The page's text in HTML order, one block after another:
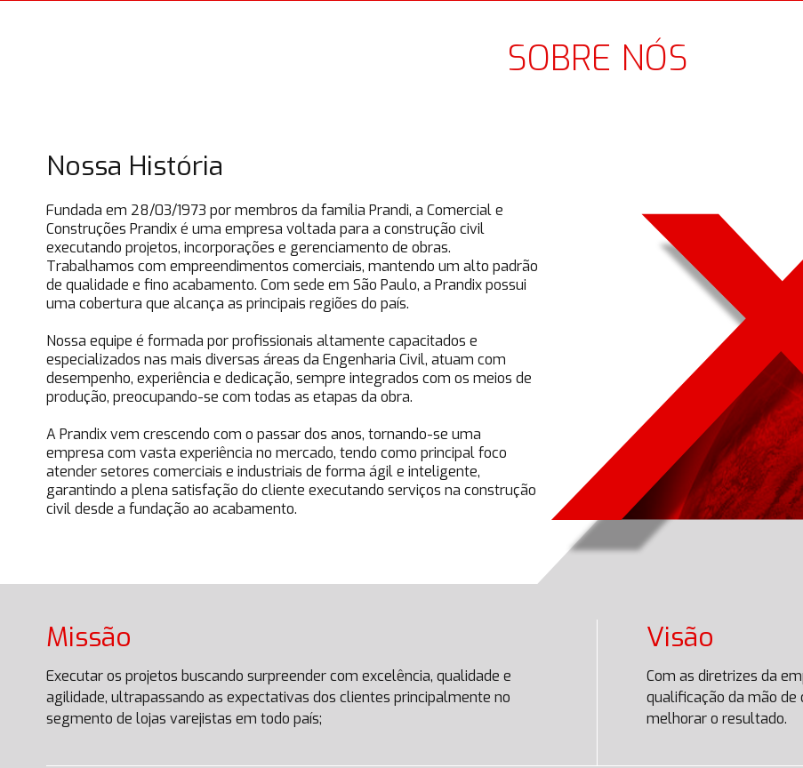
SOBRE NÓS
Nossa História
Fundada em 28/03/1973 por membros da família Prandi, a Comercial e
Construções Prandix é uma empresa voltada para a construção civil
executando projetos, incorporações e gerenciamento de obras.
Trabalhamos com empreendimentos comerciais, mantendo um alto padrão
de qualidade e fino acabamento. Com sede em São Paulo, a Prandix possui
uma cobertura que alcança as principais regiões do país.
Nossa equipe é formada por profissionais altamente capacitados e
especializados nas mais diversas áreas da Engenharia Civil, atuam com
desempenho, experiência e dedicação, sempre integrados com os meios de
produção, preocupando-se com todas as etapas da obra.
A Prandix vem crescendo com o passar dos anos, tornando-se uma
empresa com vasta experiência no mercado, tendo como principal foco
atender setores comerciais e industriais de forma ágil e inteligente,
garantindo a plena satisfação do cliente executando serviços na construção
civil desde a fundação ao acabamento.
Missão
Executar os projetos buscando surpreender com excelência, qualidade e
agilidade, ultrapassando as expectativas dos clientes principalmente no
segmento de lojas varejistas em todo país;
Visão
Com as diretrizes da
qualificação da mão de
melhorar o resultado.